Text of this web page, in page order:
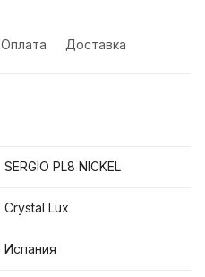
Оплата Доставка
SERGIO PL8 NICKEL
Crystal Lux
Испания